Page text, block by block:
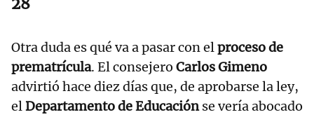
Otra duda es qué va a pasar con elproceso de
prematrícula. El consejero Carlos Gimeno
advirtió hace diez días que, de aprobarse la ley,
elDepartamento de Educaciónse vería abocado